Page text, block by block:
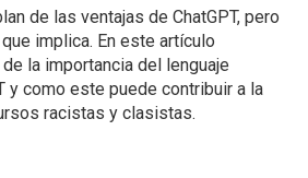
de las ventajas de ChatGPT, pero
implica. En este artículo
la importancia del lenguaje
y como este puede contribuir a la
racistas y clasistas.